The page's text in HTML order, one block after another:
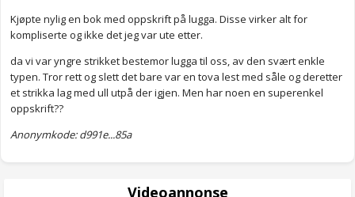
Kjøpte nylig en bok med oppskrift på lugga. Disse virker alt for
kompliserte og ikke det jeg var ute etter.
da vi var yngre strikket bestemor lugga til oss, av den svært enkle
typen. Tror rett og slett det bare var en tova lest med såle og deretter
et strikka lag med ull utpå der igjen. Men har noen en superenkel
oppskrift??
Anonymkode: d991e...85a
Videoannonse